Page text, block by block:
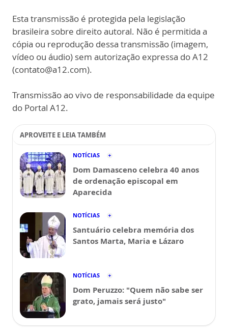
Esta transmissão é protegida pela legislação
brasileira sobre direito autoral. Não é permitida a
cópia ou reprodução dessa transmissão (imagem,
vídeo ou áudio) sem autorização expressa do A12
(contato@a12.com).
Transmissão ao vivo de responsabilidade da equipe
do Portal A12.
APROVEITE E LEIA TAMBÉM
NOTÍCIAS
Dom Damasceno celebra 40 anos
de ordenação episcopal em
Aparecida
NOTÍCIAS
Santuário celebra memória dos
Santos Marta, Maria e Lázaro
NOTÍCIAS
Dom Peruzzo: "Quem não sabe ser
grato, jamais será justo"